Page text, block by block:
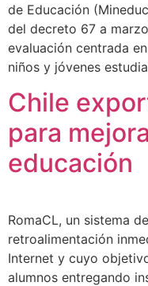
de Educación
del decreto 67 a
evaluación centrada
niños y jóvenes
Chile
para
educación
RomaCL, un sistema
retroalimentación
Internet y cuyo
alumnos entregando